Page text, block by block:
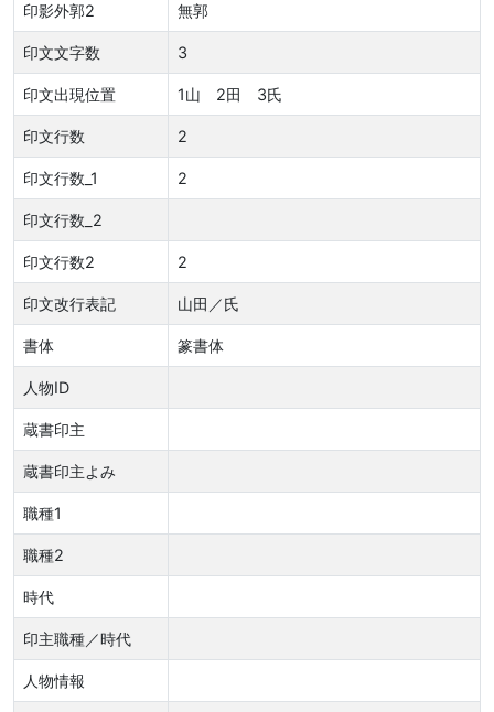
印影外郭2 無郭
印文文字数 3
印文出現位置 1山 2田 3氏
印文行数 2
印文行数_1 2
印文行数_2
印文行数2 2
印文改行表記 山田／氏
書体 篆書体
人物ID
蔵書印主
蔵書印主よみ
職種1
職種2
時代
印主職種／時代
人物情報